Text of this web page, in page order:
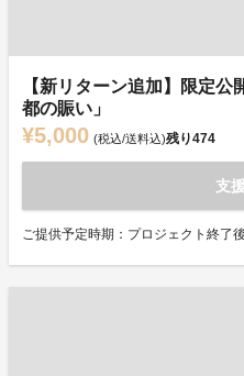
【新リターン追加】限定
都の賑い」
¥5,000 (税込/送料込)残り474
支
ご提供予定時期：プロジェクト終了